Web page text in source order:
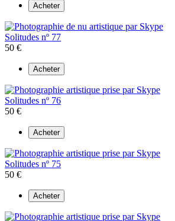
Acheter
Solitudes nº 77
50 €
Acheter
Solitudes nº 76
50 €
Acheter
Solitudes nº 75
50 €
Acheter